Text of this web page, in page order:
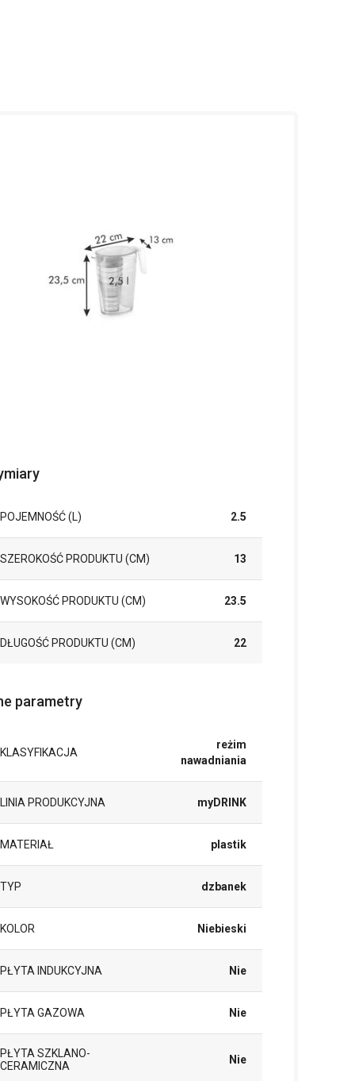
POJEMNOŚĆ (L) 2.5
SZEROKOŚĆ PRODUKTU (CM) 13
WYSOKOŚĆ PRODUKTU (CM) 23.5
DŁUGOŚĆ PRODUKTU (CM) 22
parametry
KLASYFIKACJA
reżim
nawadniania
LINIA PRODUKCYJNA myDRINK
MATERIAŁ plastik
TYP dzbanek
KOLOR Niebieski
PŁYTA INDUKCYJNA Nie
PŁYTA GAZOWA Nie
PŁYTA SZKLANO-
CERAMICZNA
Nie